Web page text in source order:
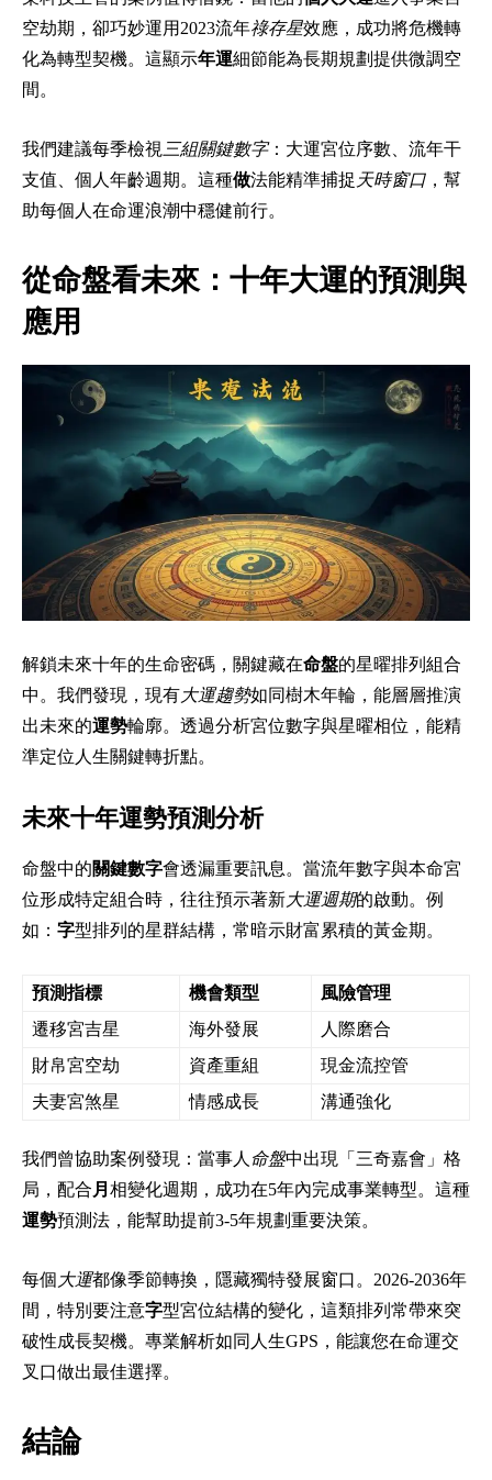
空劫期，卻巧妙運用2023流年祿存星效應，成功將危機轉
化為轉型契機。這顯示年運細節能為長期規劃提供微調空
間。
我們建議每季檢視 三組關鍵數字：大運宮位序數、流年干
支值、個人年齡週期。這種做法能精準捕捉 天時窗口 ，幫
助每個人在命運浪潮中穩健前行。
從命盤看未來：十年大運的預測與
應用
解鎖未來十年的生命密碼，關鍵藏在命盤的星曜排列組合
中。我們發現，現有大運趨勢如同樹木年輪，能層層推演
出未來的運勢輪廓。透過分析宮位數字與星曜相位，能精
準定位人生關鍵轉折點。
未來十年運勢預測分析
命盤中的關鍵數字會透漏重要訊息。當流年數字與本命宮
位形成特定組合時，往往預示著新大運週期的啟動。例
如： 字型排列的星群結構，常暗示財富累積的黃金期。
預測指標 機會類型
風險管理
遷移宮吉星
海外發展
人際磨合
財帛宮空劫
資產重組
現金流控管
夫妻宮煞星
情感成長 溝通強化
我們曾協助案例發現：當事人 命盤中出現「三奇嘉會」格
局，配合月 相變化週期，成功在5年內完成事業轉型。這種
運勢預測法，能幫助提前3-5年規劃重要決策。
每個 大運都像季節轉換，隱藏獨特發展窗口。2026-2036年
間，特別要注意字型宮位結構的變化，這類排列常帶來突
破性成長契機。專業解析如同人生GPS，能讓您在命運交
叉口做出最佳選擇。
結論